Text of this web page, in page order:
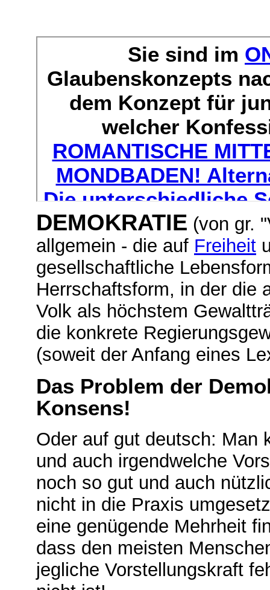
DEMOKRATIE (von gr.
allgemein - die auf Freiheit
gesellschaftliche
Herrschaftsform, in der die
Volk als höchstem
die konkrete
(soweit der Anfang eines
Das Problem der
Konsens!
Oder auf gut deutsch: Man
und auch irgendwelche
noch so gut und auch
nicht in die Praxis
eine genügende Mehrheit
dass den meisten
jegliche Vorstellungskraft